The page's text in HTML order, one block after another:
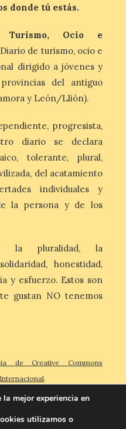
que se
y
del
acogerá
de
un
al año
Por
por
donde tú estás.
Turismo, Ocio e
de turismo, ocio e
dirigido a jóvenes y
del antiguo
y León/Llión).
progresista,
diario se declara
tolerante, plural,
del acatamiento
individuales y
la persona y de los
la pluralidad, la
honestidad,
y esfuerzo. Estos son
gustan NO tenemos
de Creative Commons
.
mejor experiencia en
utilizamos o